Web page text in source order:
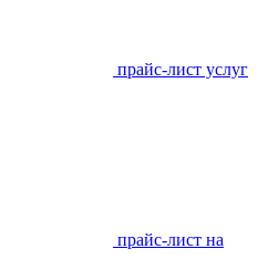
прайс-лист услуг
прайс-лист на